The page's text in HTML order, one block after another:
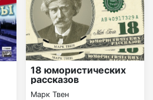
18 юмористических
рассказов
Марк Твен